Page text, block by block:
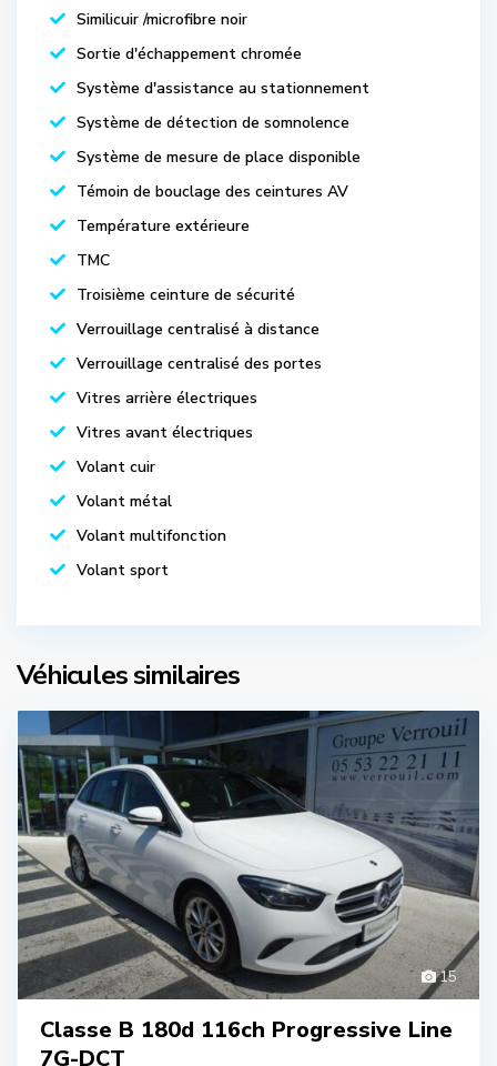
Similicuir /microfibre noir
Sortie d'échappement chromée
Système d'assistance au stationnement
Système de détection de somnolence
Système de mesure de place disponible
Témoin de bouclage des ceintures AV
Température extérieure
TMC
Troisième ceinture de sécurité
Verrouillage centralisé à distance
Verrouillage centralisé des portes
Vitres arrière électriques
Vitres avant électriques
Volant cuir
Volant métal
Volant multifonction
Volant sport
Véhicules similaires
15
Classe B 180d 116ch Progressive Line
7G-DCT